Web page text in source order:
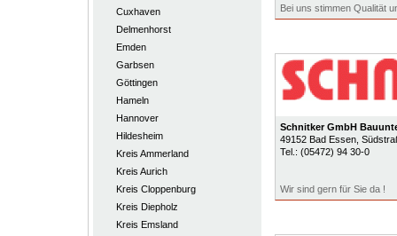
Cuxhaven
Delmenhorst
Emden
Garbsen
Göttingen
Hameln
Hannover
Hildesheim
Kreis Ammerland
Kreis Aurich
Kreis Cloppenburg
Kreis Diepholz
Kreis Emsland
Bei uns stimmen Qualität
Schnitker GmbH
49152 Bad Essen,
Tel.: (05472) 94 30-0
Wir sind gern für Sie da !